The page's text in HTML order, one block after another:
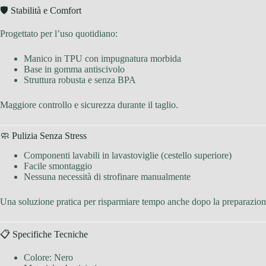
🛡 Stabilità e Comfort
Progettato per l’uso quotidiano:
Manico in TPU con impugnatura morbida
Base in gomma antiscivolo
Struttura robusta e senza BPA
Maggiore controllo e sicurezza durante il taglio.
🧼 Pulizia Senza Stress
Componenti lavabili in lavastoviglie (cestello superiore)
Facile smontaggio
Nessuna necessità di strofinare manualmente
Una soluzione pratica per risparmiare tempo anche dopo la
📋 Specifiche Tecniche
Colore: Nero